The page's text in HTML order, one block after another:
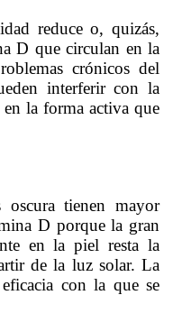
reduce o, quizás,
D que circulan en la
crónicos del
interferir con la
la forma activa que
tienen mayor
D porque la gran
en la piel resta la
de la luz solar. La
con la que se